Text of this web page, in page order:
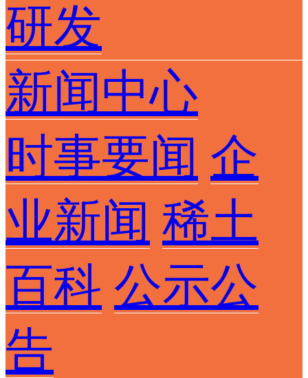
研发
新闻中心
时事要闻 企
业新闻 稀土
百科 公示公
告